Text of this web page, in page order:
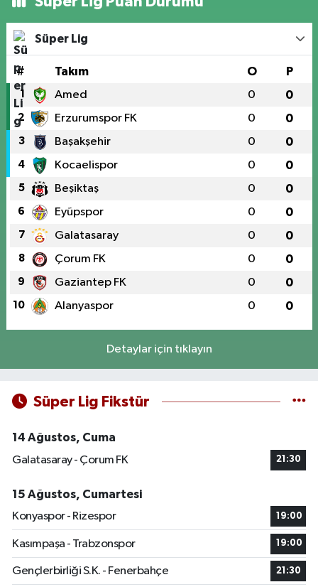
Süper Lig
# Takım O P
1 Amed 0 0
2 Erzurumspor FK 0 0
3 Başakşehir 0 0
4 Kocaelispor 0 0
5 Beşiktaş 0 0
6 Eyüpspor 0 0
7 Galatasaray 0 0
8 Çorum FK 0 0
9 Gaziantep FK 0 0
10 Alanyaspor 0 0
Detaylar için tıklayın
Süper Lig Fikstür
14 Ağustos, Cuma
Galatasaray - Çorum FK
21:30
15 Ağustos, Cumartesi
Konyaspor - Rizespor
19:00
Kasımpaşa - Trabzonspor 19:00
Gençlerbirliği S.K. - Fenerbahçe 21:30